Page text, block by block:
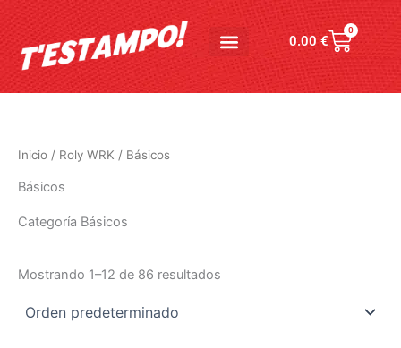
al
contenido
0.00€
0
Carrito
Inicio / Roly WRK / Básicos
Básicos
Categoría Básicos
Mostrando 1–12 de 86 resultados